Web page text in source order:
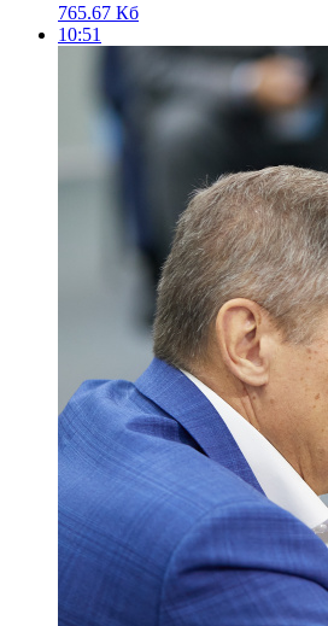
765.67 Кб
10:51